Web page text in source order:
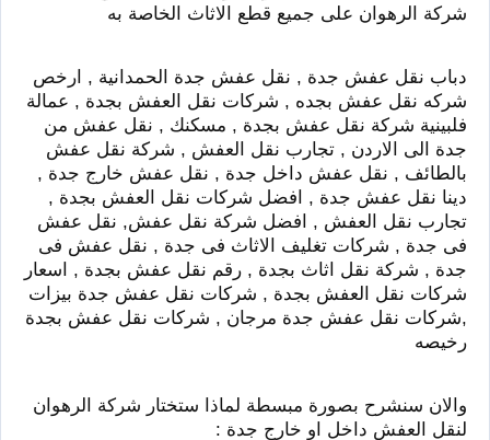
شركة الرهوان على جميع قطع الاثاث الخاصة به
دباب نقل عفش جدة , نقل عفش جدة الحمدانية , ارخص
شركه نقل عفش بجده , شركات نقل العفش بجدة , عمالة
فلبينية شركة نقل عفش بجدة , مسكنك , نقل عفش من
جدة الى الاردن , تجارب نقل العفش , شركة نقل عفش
بالطائف , نقل عفش داخل جدة , نقل عفش خارج جدة ,
دينا نقل عفش جدة , افضل شركات نقل العفش بجدة ,
تجارب نقل العفش , افضل شركة نقل عفش, نقل عفش
فى جدة , شركات تغليف الاثاث فى جدة , نقل عفش فى
جدة , شركة نقل اثاث بجدة , رقم نقل عفش بجدة , اسعار
شركات نقل العفش بجدة , شركات نقل عفش جدة بيزات
,شركات نقل عفش جدة مرجان , شركات نقل عفش بجدة
رخيصه
والان سنشرح بصورة مبسطة لماذا ستختار شركة الرهوان
لنقل العفش داخل او خارج جدة :